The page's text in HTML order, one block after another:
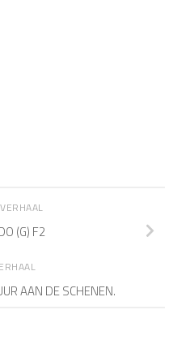
(G) F2
AAN DE SCHENEN.